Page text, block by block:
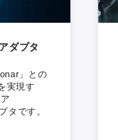
ダプタ
」との
実現す
タです。